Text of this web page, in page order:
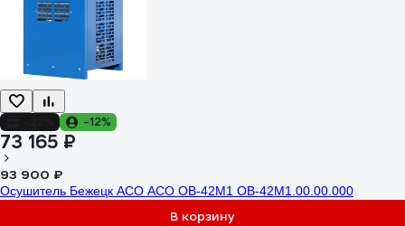
-12%
73 165 ₽
93 900 ₽
Осушитель Бежецк АСО АСО ОВ-42М1 ОВ-42М1.00.00.000
В корзину